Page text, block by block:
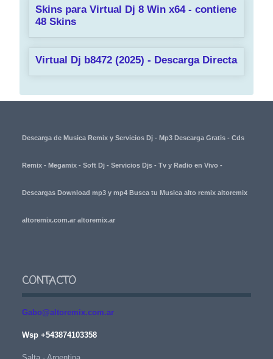
Skins para Virtual Dj 8 Win x64 - contiene
48 Skins
Virtual Dj b8472 (2025) - Descarga Directa
Descarga de Musica Remix y Servicios Dj - Mp3 Descarga Gratis - Cds
Remix - Megamix - Soft Dj - Servicios Djs - Tv y Radio en Vivo -
Descargas Download mp3 y mp4 Busca tu Musica alto remix altoremix
altoremix.com.ar altoremix.ar
CONTACTO
Gabo@altoremix.com.ar
Wsp +543874103358